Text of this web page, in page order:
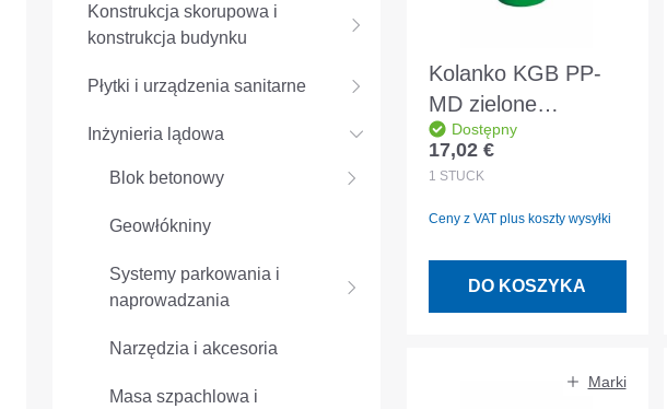
Konstrukcja skorupowa i
konstrukcja budynku
Płytki i urządzenia sanitarne
Inżynieria lądowa
Blok betonowy
Geowłókniny
Systemy parkowania i
naprowadzania
Narzędzia i akcesoria
Masa szpachlowa i
Kolanko KGB PP-
MD zielone
DN/OD110 30° DIN
EN 14758
Dostępny
Cena regularna:
17,02 €
1 STÜCK
Ceny z VAT plus koszty wysyłki
DO KOSZYKA
Marki